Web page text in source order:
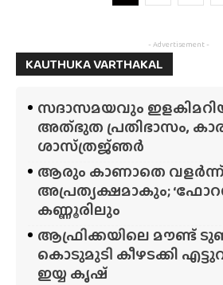
- Advertisement -
KAUTHUKA VARTHAKAL
സദാസമയവും
അത്‌ഭുത പ്രതിഭാസം,
ശാസ്‌ത്രജ്‌ഞർ
ആരും കാണാതെ വളർന്ന്
അപ്രത്യക്ഷമാകും;
കണ്ണൂരിലും
ആഫ്രിക്കയിലെ മൗണ്ട്
കൊടുമുടി കീഴടക്കി
ഇയ്യ കൃഷ്